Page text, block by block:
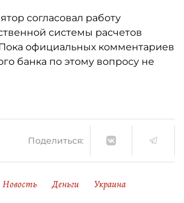
согласовал работу
системы расчетов
официальных комментариев
банка по этому вопросу не
Поделиться:
Новость Деньги Украина